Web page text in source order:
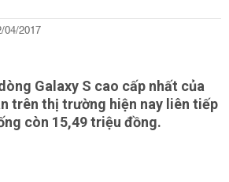
04/2017
Galaxy S cao cấp nhất của
trên thị trường hiện nay liên tiếp
còn 15,49 triệu đồng.